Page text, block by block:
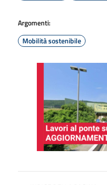
Argomenti:
Mobilità sostenibile